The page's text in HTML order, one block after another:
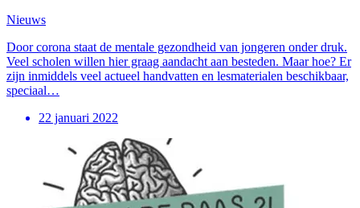
Nieuws
Door corona staat de mentale gezondheid van jongeren onder druk.
Veel scholen willen hier graag aandacht aan besteden. Maar hoe? Er
zijn inmiddels veel actueel handvatten en lesmaterialen beschikbaar,
speciaal…
22 januari 2022